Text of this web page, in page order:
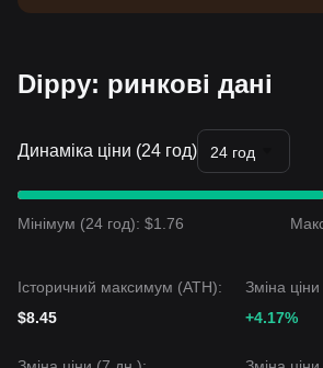
враховуючи власну готовність до
Dippy: ринкові дані
Динаміка ціни (24 год) 24 год
Мінімум (24 год): $1.76
Історичний максимум (ATH):
$8.45
Зміна
+4.17%